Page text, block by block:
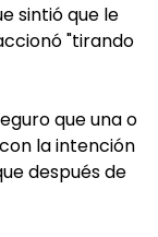
sintió que le
"tirando
que una o
la intención
después de